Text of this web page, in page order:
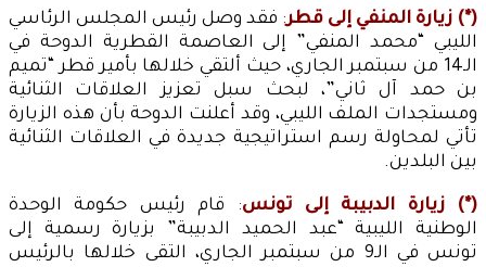
(*) زيارة المنفي إلى قطر: فقد وصل رئيس المجلس الرئاسي
الليبي “محمد المنفي” إلى العاصمة القطرية الدوحة في
الـ14 من سبتمبر الجاري، حيث ألتقي خلالها بأمير قطر “تميم
بن حمد آل ثاني”، لبحث سبل تعزيز العلاقات الثنائية
ومستجدات الملف الليبي، وقد أعلنت الدوحة بأن هذه الزيارة
تأتي لمحاولة رسم استراتيجية جديدة في العلاقات الثنائية
بين البلدين.
(*) زيارة الدبيبة إلى تونس: قام رئيس حكومة الوحدة
الوطنية الليبية “عبد الحميد الدبيبة” بزيارة رسمية إلى
تونس في الـ9 من سبتمبر الجاري، التقى خلالها بالرئيس